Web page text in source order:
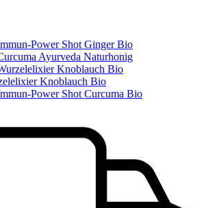
Power Shot Ginger Bio
Ayurveda Naturhonig
Knoblauch Bio
Knoblauch Bio
Power Shot Curcuma Bio